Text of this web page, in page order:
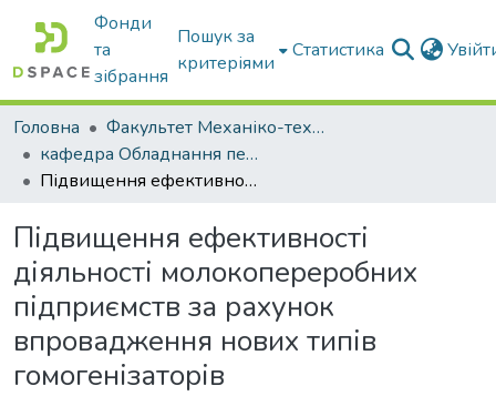
Фонди
та
зібрання
Пошук за
критеріями
Статистика
Головна
Факультет Механіко-технологічний
кафедра Обладнання переробних і харчових виробництв ім. професора Ф.Ю. Ялпачика
Підвищення ефективності діяльності молокопереробних підприємств за рахунок впровадження нових типів гомогенізаторів
Підвищення ефективності
діяльності молокопереробних
підприємств за рахунок
впровадження нових типів
гомогенізаторів